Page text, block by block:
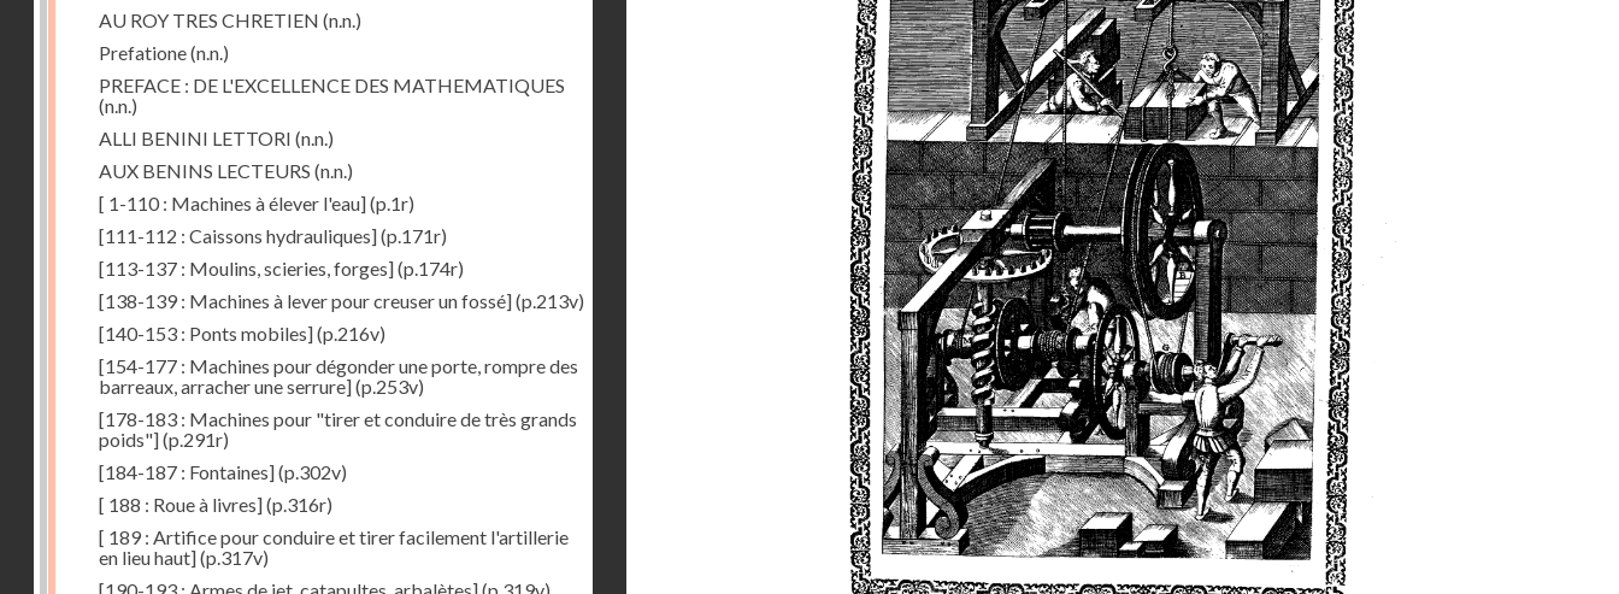
AU ROY TRES CHRETIEN (n.n.)
Prefatione(n.n.)
PREFACE : DE L'EXCELLENCE DES MATHEMATIQUES
(n.n.)
ALLI BENINI LETTORI (n.n.)
AUX BENINS LECTEURS (n.n.)
[ 1-110 : Machines à élever l'eau](p.1r)
[111-112 : Caissons hydrauliques](p.171r)
[113-137 : Moulins, scieries, forges](p.174r)
[138-139 : Machines à lever pour creuser un fossé](p.213v)
[140-153 : Ponts mobiles](p.216v)
[154-177 : Machines pour dégonder une porte, rompre des
barreaux, arracher une serrure](p.253v)
[178-183 : Machines pour "tirer et conduire de très grands
poids"](p.291r)
[184-187 : Fontaines](p.302v)
[ 188 : Roue à livres](p.316r)
[ 189 : Artifice pour conduire et tirer facilement l'artillerie
en lieu haut](p.317v)